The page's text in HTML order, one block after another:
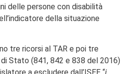
delle persone con disabilità
della situazione
tre ricorsi al TAR e poi tre
Stato (841, 842 e 838 del 2016)